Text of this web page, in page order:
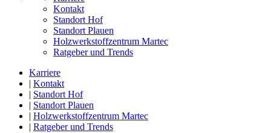
Kontakt
Standort Hof
Standort Plauen
Holzwerkstoffzentrum Martec
Ratgeber und Trends
Karriere
| Kontakt
| Standort Hof
| Standort Plauen
| Holzwerkstoffzentrum Martec
| Ratgeber und Trends